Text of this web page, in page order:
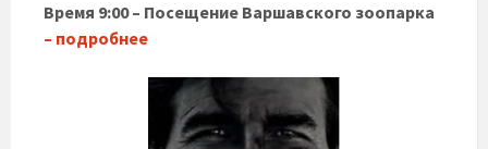
Время 9:00 – Посещение Варшавского зоопарка
– подробнее